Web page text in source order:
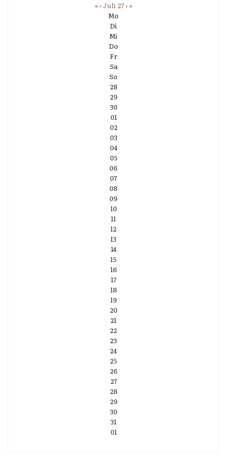
«‹ Juli 27›»
Mo
Di
Mi
Do
Fr
Sa
So
28
29
30
01
02
03
04
05
06
07
08
09
10
11
12
13
14
15
16
17
18
19
20
21
22
23
24
25
26
27
28
29
30
31
01